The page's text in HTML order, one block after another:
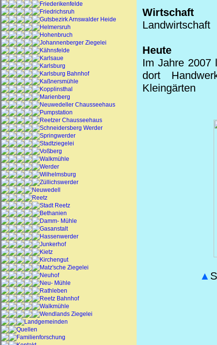
Friederikenfelde
Friedrichsruh
Gutsbezirk Arnswalder Heide
Helmersruh
Hohenbruch
Johannenberger Ziegelei
Kähnsfelde
Karlsaue
Karlsburg
Karlsburg Bahnhof
Kaßnersmühle
Kopplinsthal
Marienberg
Neuwedeller Chausseehaus
Pumpstation
Reetzer Chausseehaus
Schneidersberg Werder
Springwerder
Stadtziegelei
Voßberg
Walkmühle
Werder
Wilhelmsburg
Züllichswerder
Neuwedell
Reetz
Stadt Reetz
Bethanien
Damm- Mühle
Gasanstalt
Hassenwerder
Junkerhof
Kietz
Kirchengut
Matz'sche Ziegelei
Neuhof
Neu- Mühle
Rathleben
Reetz Bahnhof
Walkmühle
Wendlands Ziegelei
Landgemeinden
Quellen
Familienforschung
Wirtschaft
Landwirtschaft
Heute
Im Jahre
dort
Kleingärten
▲